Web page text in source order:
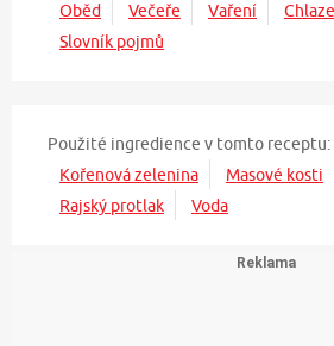
Oběd Večeře Vaření
Slovník pojmů
Použité ingredience v tomto receptu:
Kořenová zelenina
Masové kosti
Rajský protlak
Voda